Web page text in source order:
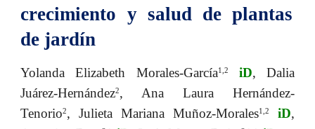
crecimiento y salud de plantas
de jardín
Yolanda Elizabeth Morales-García1,2 iD, Dalia
Juárez-Hernández2, Ana Laura Hernández-
Tenorio2, Julieta Mariana Muñoz-Morales1,2 iD,